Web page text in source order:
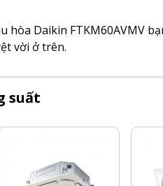
hòa Daikin FTKM60AVMV
vời ở trên.
suất